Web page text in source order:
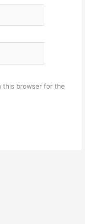
this browser for the